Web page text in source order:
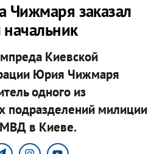
Чижмаря заказал
Киевской
Юрия Чижмаря
одного из
подразделений милиции
МВД в Киеве.